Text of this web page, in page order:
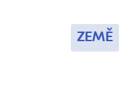
ZEMĚ